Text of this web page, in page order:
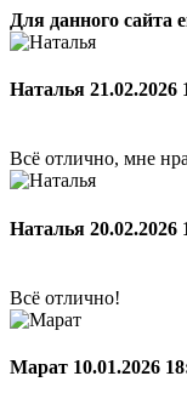
Для данного сайта
Наталья 21.02.2026
Всё отлично, мне
Наталья 20.02.2026
Всё отлично!
Марат 10.01.2026